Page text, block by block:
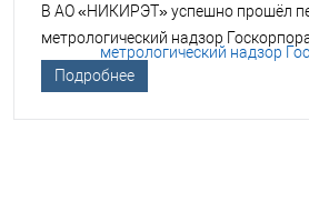
В АО «НИКИРЭТ» успешно прошёл
метрологический надзор
Подробнее